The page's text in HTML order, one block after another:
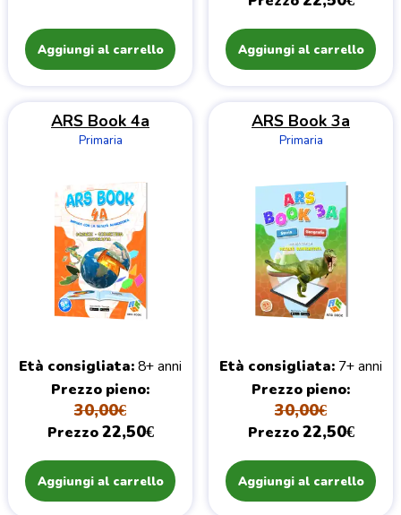
Aggiungi al carrello Aggiungi al carrello
ARS Book 4a
Primaria
Età consigliata 8+ anni
Prezzo pieno
30,00€
Prezzo 22,50€
Aggiungi al carrello
ARS Book 3a
Primaria
Età consigliata 7+ anni
Prezzo pieno
30,00€
Prezzo 22,50€
Aggiungi al carrello